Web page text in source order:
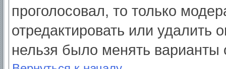
проголосовал, то только
отредактировать или удалить
нельзя было менять варианты